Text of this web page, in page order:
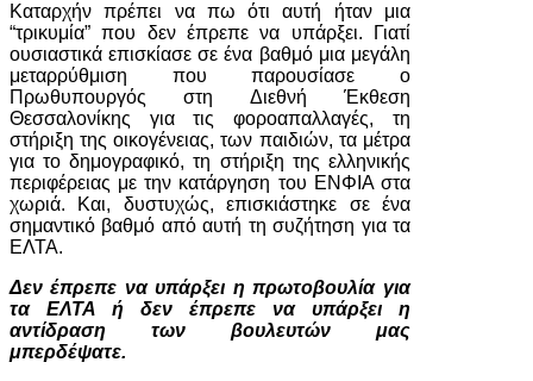
Καταρχήν πρέπει να πω ότι αυτή ήταν μια
“τρικυμία” που δεν έπρεπε να υπάρξει. Γιατί
ουσιαστικά επισκίασε σε ένα βαθμό μια μεγάλη
μεταρρύθμιση που παρουσίασε ο
Πρωθυπουργός στη Διεθνή Έκθεση
Θεσσαλονίκης για τις φοροαπαλλαγές, τη
στήριξη της οικογένειας, των παιδιών, τα μέτρα
για το δημογραφικό, τη στήριξη της ελληνικής
περιφέρειας με την κατάργηση του ΕΝΦΙΑ στα
χωριά. Και, δυστυχώς, επισκιάστηκε σε ένα
σημαντικό βαθμό από αυτή τη συζήτηση για τα
ΕΛΤΑ.
Δεν έπρεπε να υπάρξει η πρωτοβουλία για
τα ΕΛΤΑ ή δεν έπρεπε να υπάρξει η
αντίδραση των βουλευτών μας
μπερδέψατε.